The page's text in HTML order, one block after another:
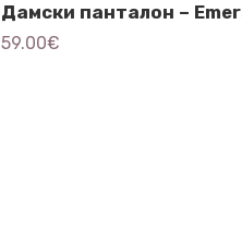
59.00€